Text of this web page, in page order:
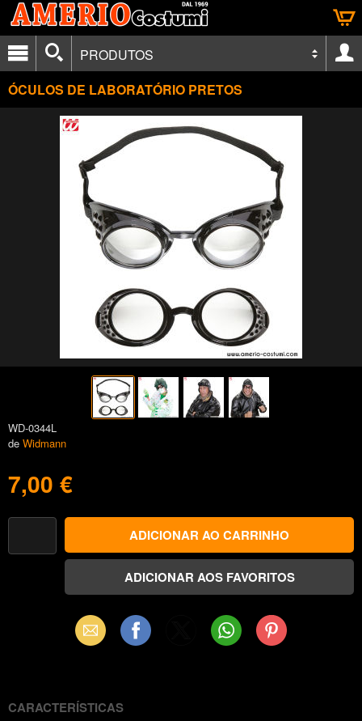
PRODUTOS
ÓCULOS DE LABORATÓRIO PRETOS
WD-0344L
de Widmann
7,00 €
Email Facebook WhatsAppPinterest
CARACTERÍSTICAS